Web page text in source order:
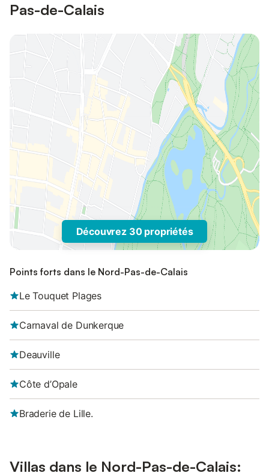
Pas-de-Calais
Découvrez 30 propriétés
Points forts dans le Nord-Pas-de-Calais
Le Touquet Plages
Carnaval de Dunkerque
Deauville
Côte d’Opale
Braderie de Lille.
Villas dans le Nord-Pas-de-Calais: